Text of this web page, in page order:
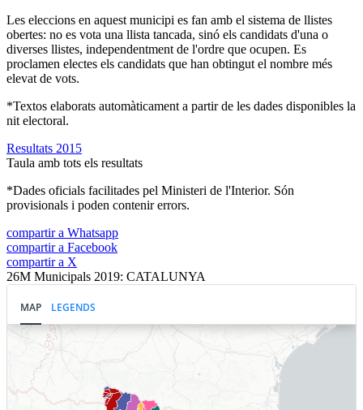
Les eleccions en aquest municipi es fan amb el sistema de llistes
obertes: no es vota una llista tancada, sinó els candidats d'una o
diverses llistes, independentment de l'ordre que ocupen. Es
proclamen electes els candidats que han obtingut el nombre més
elevat de vots.
*Textos elaborats automàticament a partir de les dades disponibles la
nit electoral.
Resultats 2015
Taula amb tots els resultats
*Dades oficials facilitades pel Ministeri de l'Interior. Són
provisionals i poden contenir errors.
compartir a Whatsapp
compartir a Facebook
compartir a X
26M Municipals 2019: CATALUNYA